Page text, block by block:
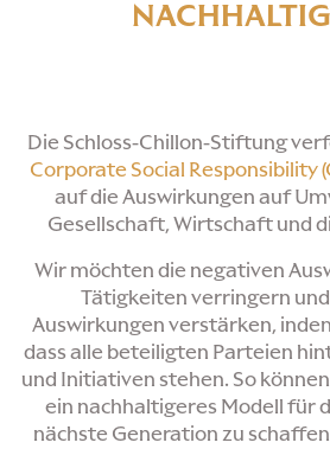
Die Schloss-Chillon-Stiftung
Corporate Social Responsibility
auf die Auswirkungen auf
Gesellschaft, Wirtschaft und
Wir möchten die negativen
Tätigkeiten verringern
Auswirkungen verstärken,
dass alle beteiligten Parteien
und Initiativen stehen. So
ein nachhaltigeres Modell für
nächste Generation zu